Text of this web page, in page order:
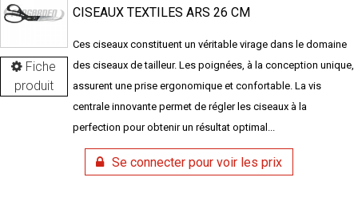
Fiche
produit
CISEAUX TEXTILES ARS 26 CM
Ces ciseaux constituent un véritable virage dans le domaine
des ciseaux de tailleur. Les poignées, à la conception unique,
assurent une prise ergonomique et confortable. La vis
centrale innovante permet de régler les ciseaux à la
perfection pour obtenir un résultat optimal...
Se connecter pour voir les prix